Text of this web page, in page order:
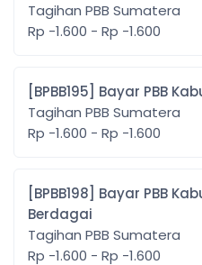
Tagihan PBB Sumatera
Rp -1.600 - Rp -1.600
[BPBB195] Bayar
Tagihan PBB Sumatera
Rp -1.600 - Rp -1.600
[BPBB198] Bayar PBB Kabupaten Serdang
Berdagai
Tagihan PBB Sumatera
Rp -1.600 - Rp -1.600